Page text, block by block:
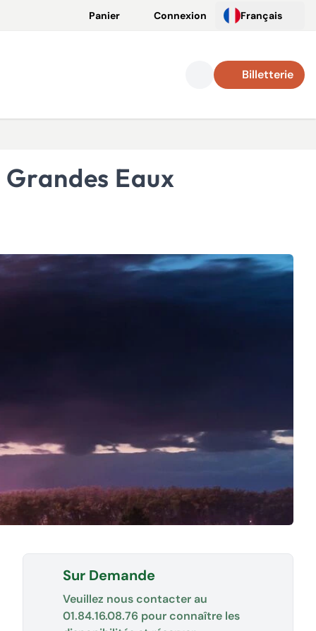
Panier Connexion Français
Billetterie
Sur Demande
Veuillez nous contacter au
01.84.16.08.76 pour connaître les